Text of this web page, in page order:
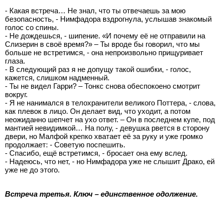
- Какая встреча… Не знал, что ты отвечаешь за мою
безопасность, - Нимфадора вздрогнула, услышав знакомый
голос со спины.
- Не дождешься, - шипение. «И почему её не отправили на
Слизерин в своё время?» – Ты вроде бы говорил, что мы
больше не встретимся, - она непроизвольно прищуривает
глаза.
- В следующий раз я не допущу такой ошибки, - голос,
кажется, слишком надменный.
- Ты не видел Гарри? – Тонкс снова обеспокоено смотрит
вокруг.
- Я не нанимался в телохранители великого Поттера, - слова,
как плевок в лицо. Он делает вид, что уходит, а потом
неожиданно шепчет на ухо ответ. – Он в последнем купе, под
мантией невидимкой… На полу, - девушка рвется в сторону
двери, но Малфой крепко хватает её за руку и уже громко
продолжает: - Советую поспешить.
- Спасибо, ещё встретимся, - бросает она ему вслед.
- Надеюсь, что нет, - но Нимфадора уже не слышит Драко, ей
уже не до этого.
Встреча третья. Ключ – единственное одолжение.